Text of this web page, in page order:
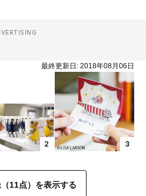
最終更新日: 2018年08月06日
2 3
11点）を表示する